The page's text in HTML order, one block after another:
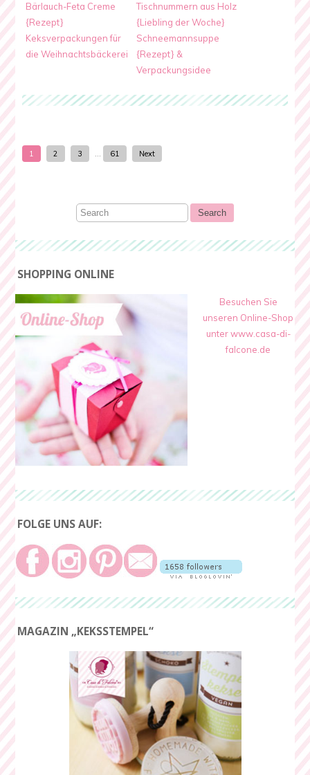
Bärlauch-Feta Creme
{Rezept}
Tischnummern aus Holz
{Liebling der Woche}
Keksverpackungen für
die Weihnachtsbäckerei
Schneemannsuppe
{Rezept} &
Verpackungsidee
1 2 3 … 61 Next
SHOPPING ONLINE
Besuchen Sie
unseren Online-Shop
unter www.casa-di-
falcone.de
FOLGE UNS AUF:
MAGAZIN „KEKSSTEMPEL“